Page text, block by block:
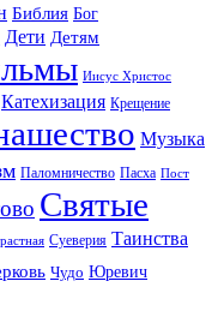
Библия Бог
Дети Детям
Иисус Христос
Катехизация Крещение
Музыка
Паломничество Пасха Пост
Святые
Суеверия Таинства
Чудо Юревич